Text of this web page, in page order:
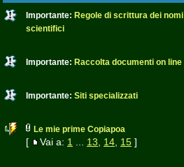
Importante: Regole di scrittura dei nomi
scientifici
Importante: Raccolta documenti on line
Importante: Siti specializzati
Le mie prime Copiapoa
[ Vai a: 1 13 14, 15]